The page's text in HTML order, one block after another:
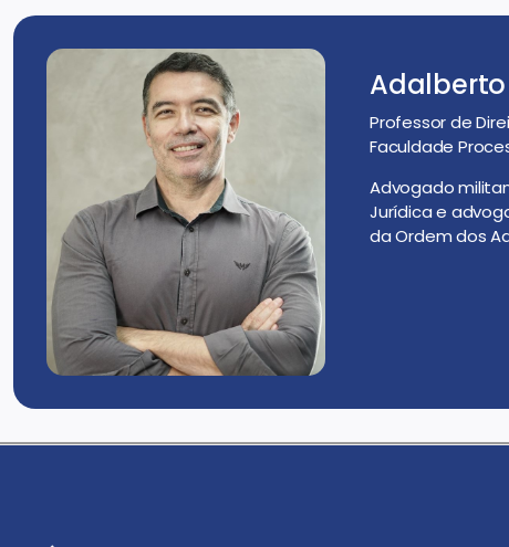
Adalberto
Professor de
Faculdade
Advogado
Jurídica e
da Ordem dos